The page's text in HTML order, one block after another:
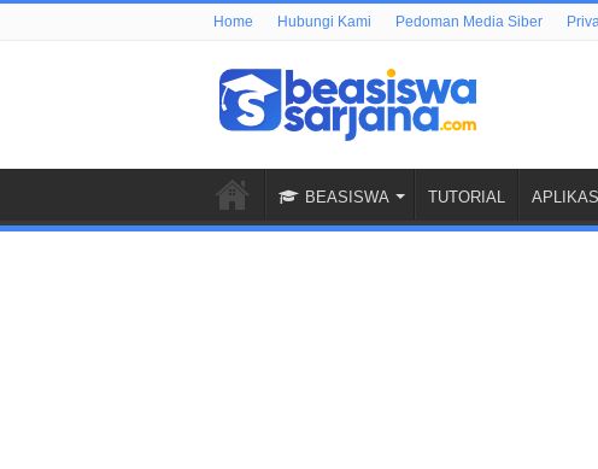
Home Hubungi Kami Pedoman Media Siber
BEASISWA TUTORIAL APLIKASI